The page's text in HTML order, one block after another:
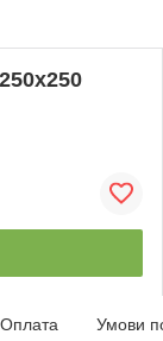
Оплата Умови